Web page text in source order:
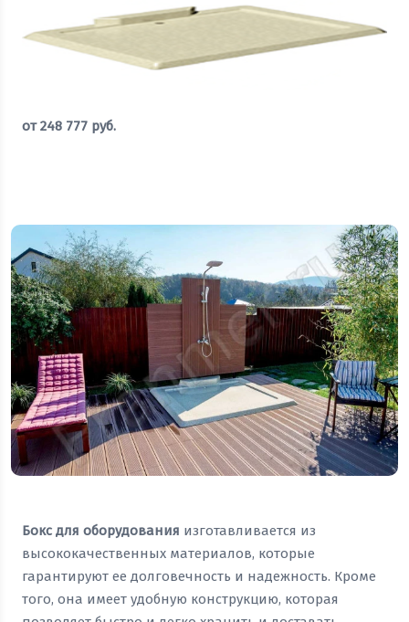
от248 777 руб.
Бокс для оборудования изготавливается из
высококачественных материалов, которые
гарантируют ее долговечность и надежность. Кроме
того, она имеет удобную конструкцию, которая